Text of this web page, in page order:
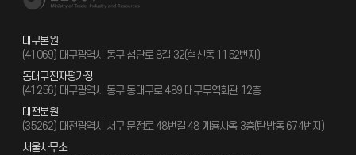
대구본원
(41069) 대구광역시 동구 첨단로 8길 32(혁신동 1152번지)
동대구전자평가장
(41256) 대구광역시 동구 동대구로 489 대구무역회관 12층
대전분원
(35262) 대전광역시 서구 문정로 48번길 48 계룡사옥 3층(탄방동 674번지)
서울사무소